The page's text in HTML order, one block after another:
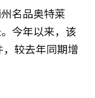
名品奥特莱
今年以来，该
较去年同期增